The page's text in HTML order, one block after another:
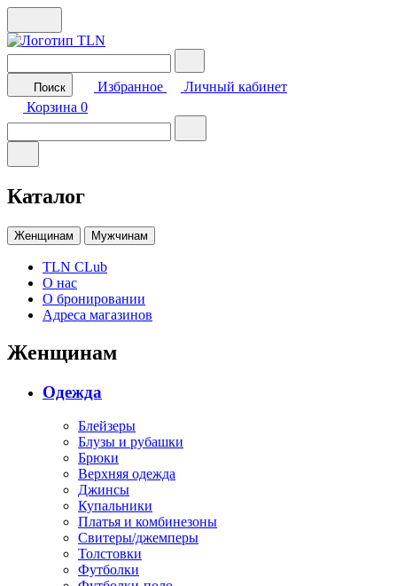
Поиск Избранное
Личный кабинет
Корзина 0
Каталог
Женщинам Мужчинам
TLN CLub
О нас
О бронировании
Адреса магазинов
Женщинам
Одежда
Блейзеры
Блузы и рубашки
Брюки
Верхняя одежда
Джинсы
Купальники
Платья и комбинезоны
Свитеры/джемперы
Толстовки
Футболки